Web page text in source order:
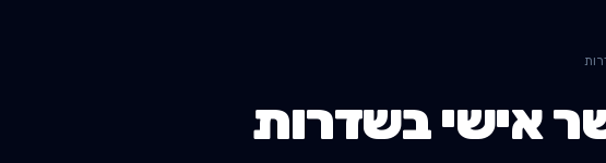
אישי בשדרות